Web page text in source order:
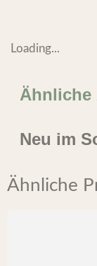
Loading...
Ähnliche
Neu im
Ähnliche